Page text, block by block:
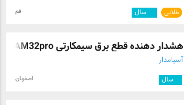
طلایی سال قم
هشدار دهنده قطع برق سیمکارتی AM32pro
آسیامدار
سال اصفهان